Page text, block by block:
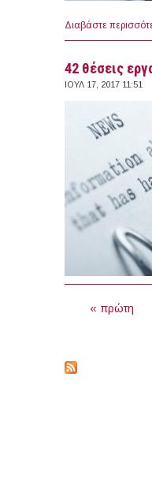
Διαβάστε
42 θέσεις
ΙΟΥΛ 17, 2017 11:51
« πρώτη